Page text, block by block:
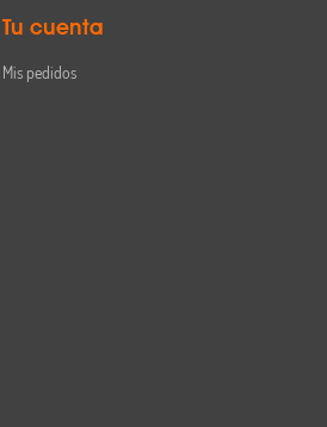
Tu cuenta
Mis pedidos